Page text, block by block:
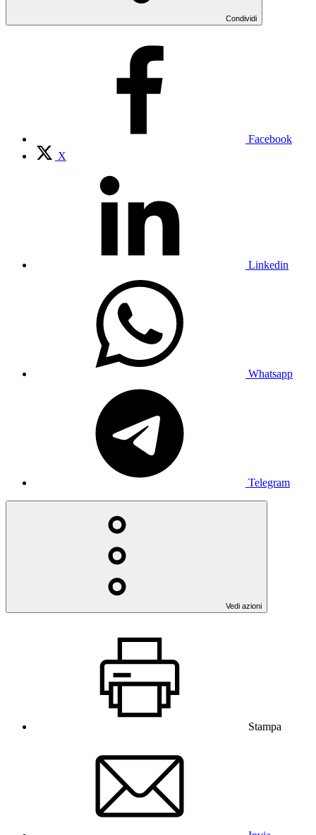
Condividi
Facebook
X
Linkedin
Whatsapp
Telegram
Vedi azioni
Stampa